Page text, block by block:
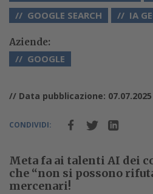
GOOGLE SEARCH
IA
Aziende:
GOOGLE
// Data pubblicazione: 07.07.2025
CONDIVIDI:
Meta fa ai talenti AI dei
che “non si possono
mercenari!